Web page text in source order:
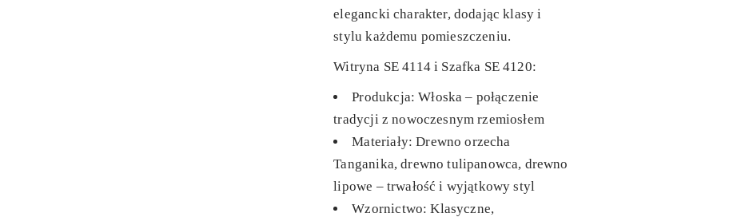
elegancki charakter, dodając klasy i
stylu każdemu pomieszczeniu.
Witryna SE 4114 i Szafka SE 4120:
Produkcja: Włoska – połączenie
tradycji z nowoczesnym rzemiosłem
Materiały: Drewno orzecha
Tanganika, drewno tulipanowca, drewno
lipowe – trwałość i wyjątkowy styl
Wzornictwo: Klasyczne,